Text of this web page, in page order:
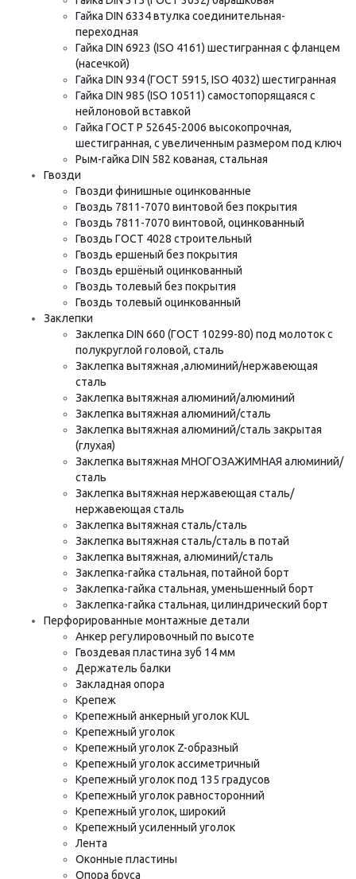
Гайка DIN 6334 втулка соединительная-
переходная
Гайка DIN 6923 (ISO 4161) шестигранная с фланцем
(насечкой)
Гайка DIN 934 (ГОСТ 5915, ISO 4032) шестигранная
Гайка DIN 985 (ISO 10511) самостопорящаяся с
нейлоновой вставкой
Гайка ГОСТ Р 52645-2006 высокопрочная,
шестигранная, с увеличенным размером под ключ
Рым-гайка DIN 582 кованая, стальная
Гвозди
Гвозди финишные оцинкованные
Гвоздь 7811-7070 винтовой без покрытия
Гвоздь 7811-7070 винтовой, оцинкованный
Гвоздь ГОСТ 4028 строительный
Гвоздь ершеный без покрытия
Гвоздь ершёный оцинкованный
Гвоздь толевый без покрытия
Гвоздь толевый оцинкованный
Заклепки
Заклепка DIN 660 (ГОСТ 10299-80) под молоток с
полукруглой головой, сталь
Заклепка вытяжная ,алюминий/нержавеющая
сталь
Заклепка вытяжная алюминий/алюминий
Заклепка вытяжная алюминий/сталь
Заклепка вытяжная алюминий/сталь закрытая
(глухая)
Заклепка вытяжная МНОГОЗАЖИМНАЯ алюминий/
сталь
Заклепка вытяжная нержавеющая сталь/
нержавеющая сталь
Заклепка вытяжная сталь/сталь
Заклепка вытяжная сталь/сталь в потай
Заклепка вытяжная, алюминий/сталь
Заклепка-гайка стальная, потайной борт
Заклепка-гайка стальная, уменьшенный борт
Заклепка-гайка стальная, цилиндрический борт
Перфорированные монтажные детали
Анкер регулировочный по высоте
Гвоздевая пластина зуб 14 мм
Держатель балки
Закладная опора
Крепеж
Крепежный анкерный уголок KUL
Крепежный уголок
Крепежный уголок Z-образный
Крепежный уголок ассиметричный
Крепежный уголок под 135 градусов
Крепежный уголок равносторонний
Крепежный уголок, широкий
Крепежный усиленный уголок
Лента
Оконные пластины
Опора бруса